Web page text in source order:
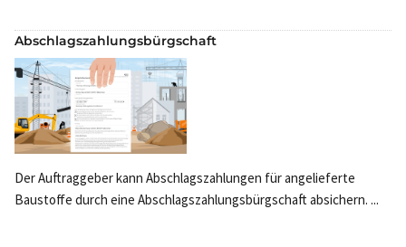
Abschlagszahlungsbürgschaft
Der Auftraggeber kann Abschlagszahlungen für angelieferte
Baustoffe durch eine Abschlagszahlungsbürgschaft absichern. ...